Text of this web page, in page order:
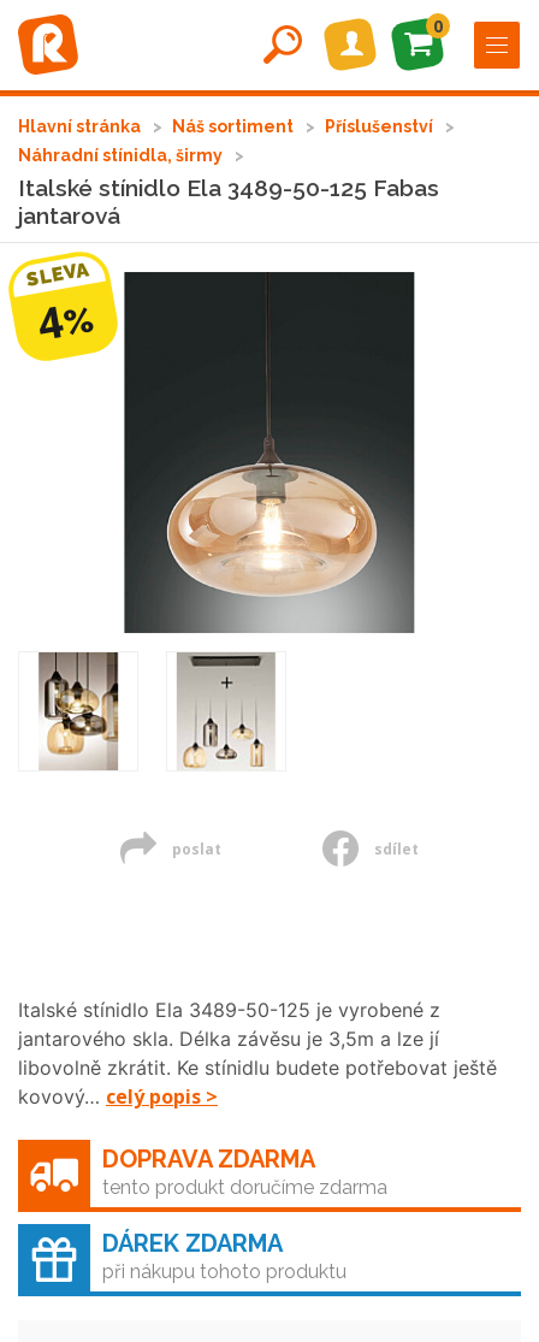
0
Hlavní stránka Náš sortiment
Příslušenství
Náhradní stínidla, širmy
Italské stínidlo Ela 3489-50-125 Fabas
jantarová
SLEVA
4%
poslat sdílet
Italské stínidlo Ela 3489-50-125 je vyrobené z
jantarového skla. Délka závěsu je 3,5m a lze jí
libovolně zkrátit. Ke stínidlu budete potřebovat ještě
kovový… celý popis >
DOPRAVA ZDARMA
tento produkt doručíme zdarma
DÁREK ZDARMA
při nákupu tohoto produktu